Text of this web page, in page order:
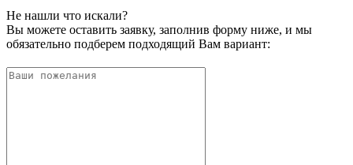
Не нашли что искали?
Вы можете оставить заявку, заполнив форму ниже, и мы
обязательно подберем подходящий Вам вариант: